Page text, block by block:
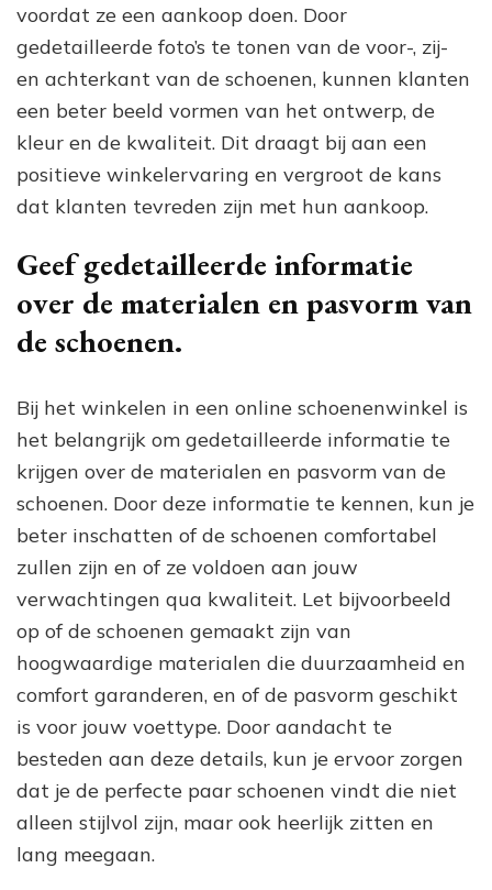
voordat ze een aankoop doen. Door
gedetailleerde foto’s te tonen van de voor-, zij-
en achterkant van de schoenen, kunnen klanten
een beter beeld vormen van het ontwerp, de
kleur en de kwaliteit. Dit draagt bij aan een
positieve winkelervaring en vergroot de kans
dat klanten tevreden zijn met hun aankoop.
Geef gedetailleerde informatie
over de materialen en pasvorm van
de schoenen.
Bij het winkelen in een online schoenenwinkel is
het belangrijk om gedetailleerde informatie te
krijgen over de materialen en pasvorm van de
schoenen. Door deze informatie te kennen, kun je
beter inschatten of de schoenen comfortabel
zullen zijn en of ze voldoen aan jouw
verwachtingen qua kwaliteit. Let bijvoorbeeld
op of de schoenen gemaakt zijn van
hoogwaardige materialen die duurzaamheid en
comfort garanderen, en of de pasvorm geschikt
is voor jouw voettype. Door aandacht te
besteden aan deze details, kun je ervoor zorgen
dat je de perfecte paar schoenen vindt die niet
alleen stijlvol zijn, maar ook heerlijk zitten en
lang meegaan.